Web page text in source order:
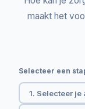
maakt het
Selecteer een
1. Selecteer je